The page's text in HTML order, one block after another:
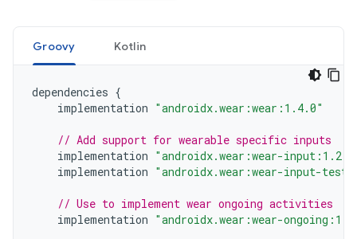
Groovy Kotlin
dependencies {
implementation "androidx.wear:wear:1.4.0"
// Add support for wearable specific inputs
implementation "androidx.wear:wear-
implementation "androidx.wear:wear-input-
// Use to implement wear ongoing activities
implementation "androidx.wear:wear-